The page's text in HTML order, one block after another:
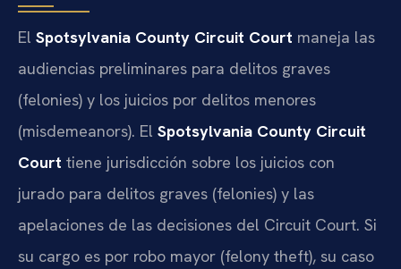
El Spotsylvania County Circuit Court maneja las
audiencias preliminares para delitos graves
(felonies) y los juicios por delitos menores
(misdemeanors). El Spotsylvania County Circuit
Court tiene jurisdicción sobre los juicios con
jurado para delitos graves (felonies) y las
apelaciones de las decisiones del Circuit Court. Si
su cargo es por robo mayor (felony theft), su caso